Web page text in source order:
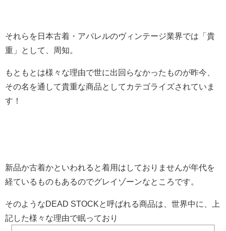
それらを日本古着・アパレルのヴィンテージ業界では「貴
重」として、周知。
もともとは様々な理由で世に出回らなかったものが昨今、
その名を通して貴重な商品としてカテゴライズされていま
す！
新品か古着かといわれると着用はしておりませんが年代を
経ているものもあるのでグレイゾーンなところです。
そのようなDEAD STOCKと呼ばれる商品は、世界中に、上
記した様々な理由で眠っており